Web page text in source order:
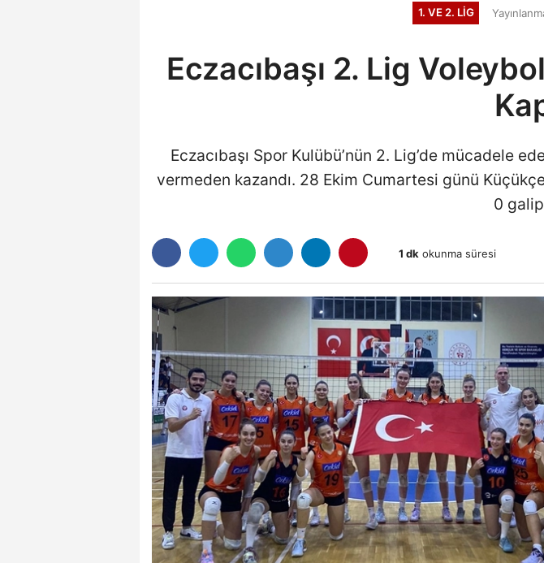
1. VE 2. LIG
Eczacıbaşı 2. Lig
Eczacıbaşı Spor Kulübü’nün 2. Lig’de mücadele
vermeden kazandı. 28 Ekim Cumartesi günü
0 galip
1 dk okunma süresi